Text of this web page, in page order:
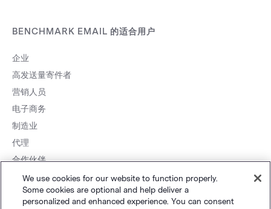
BENCHMARK EMAIL 的适合用户
企业
高发送量寄件者
营销人员
电子商务
制造业
代理
合作伙伴
We use cookies for our website to function properly.
Some cookies are optional and help deliver a
personalized and enhanced experience. You can consent